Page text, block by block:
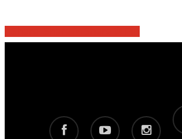
facebook youtube instagram